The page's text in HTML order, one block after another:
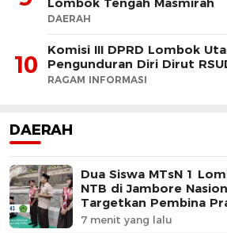
DAERAH
10
Komisi III DPRD Lombok
Pengunduran Diri Dirut
RAGAM INFORMASI
DAERAH
Dua Siswa MTsN 1
NTB di Jambore
Targetkan Pembina
Tingkat Nasional
7 menit yang lalu